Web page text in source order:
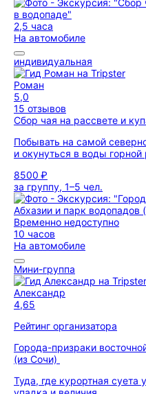
2,5 часа
На автомобиле
индивидуальная
Роман
5,0
15 отзывов
Сбор чая на рассвете и
Побывать на самой
и окунуться в воды горной
8500 ₽
за группу, 1–5 чел.
Временно недоступно
10 часов
На автомобиле
Мини-группа
Александр
4,65
Рейтинг организатора
Города-призраки
(из Сочи)
Туда, где курортная суета